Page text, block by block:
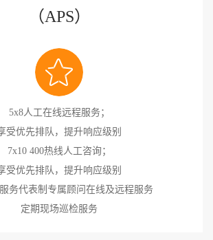
（APS）
5x8人工在线远程服务；
受优先排队，提升响应级别
7x10 400热线人工咨询；
受优先排队，提升响应级别
务代表制专属顾问在线及远程服务
定期现场巡检服务